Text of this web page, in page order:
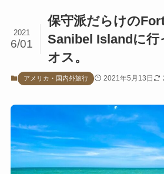
保守派だらけの
Sanibel Islandに行
オス。
2021
6/01
アメリカ・国内外旅行 2021年5月13日